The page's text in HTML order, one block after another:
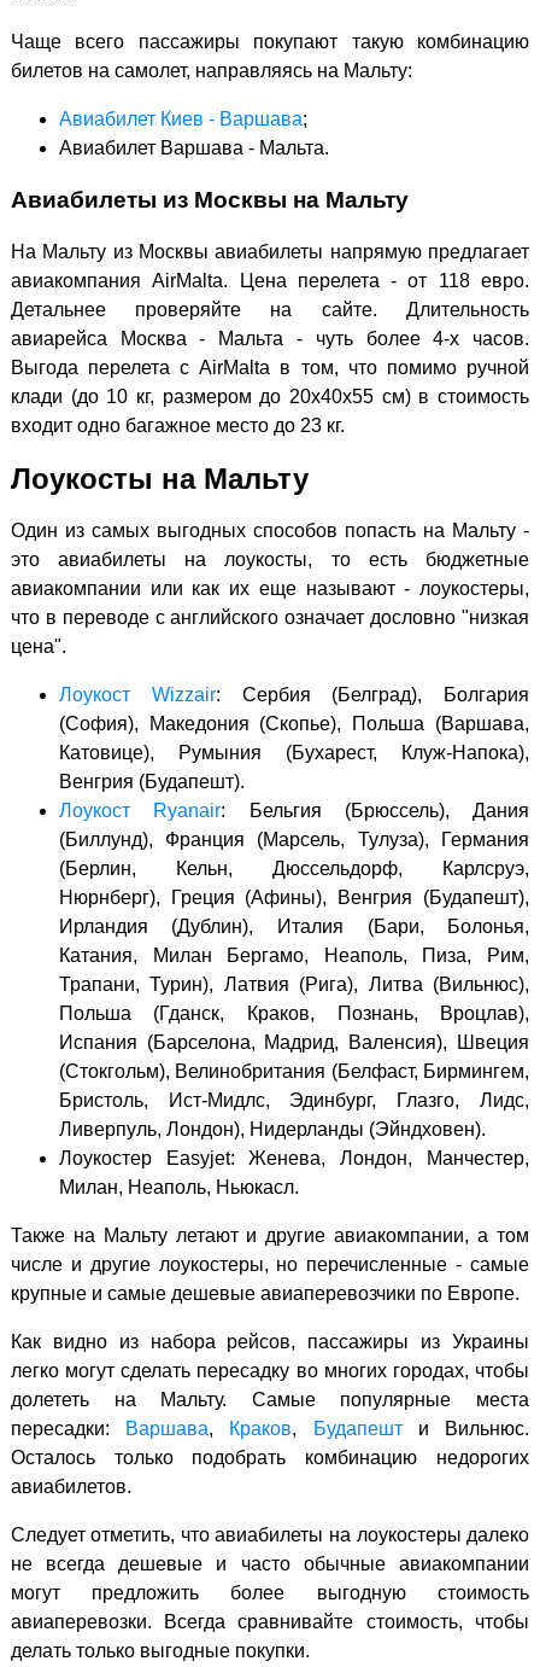
Чаще всего пассажиры покупают такую комбинацию
билетов на самолет, направляясь на Мальту:
Авиабилет Киев - Варшава;
Авиабилет Варшава - Мальта.
Авиабилеты из Москвы на Мальту
На Мальту из Москвы авиабилеты напрямую предлагает
авиакомпания AirMalta. Цена перелета - от 118 евро.
Детальнее проверяйте на сайте. Длительность
авиарейса Москва - Мальта - чуть более 4-х часов.
Выгода перелета с AirMalta в том, что помимо ручной
клади (до 10 кг, размером до 20х40х55 см) в стоимость
входит одно багажное место до 23 кг.
Лоукосты на Мальту
Один из самых выгодных способов попасть на Мальту -
это авиабилеты на лоукосты, то есть бюджетные
авиакомпании или как их еще называют - лоукостеры,
что в переводе с английского означает дословно "низкая
цена".
Лоукост Wizzair: Сербия (Белград), Болгария
(София), Македония (Скопье), Польша (Варшава,
Катовице), Румыния (Бухарест, Клуж-Напока),
Венгрия (Будапешт).
Лоукост Ryanair: Бельгия (Брюссель), Дания
(Биллунд), Франция (Марсель, Тулуза), Германия
(Берлин, Кельн, Дюссельдорф, Карлсруэ,
Нюрнберг), Греция (Афины), Венгрия (Будапешт),
Ирландия (Дублин), Италия (Бари, Болонья,
Катания, Милан Бергамо, Неаполь, Пиза, Рим,
Трапани, Турин), Латвия (Рига), Литва (Вильнюс),
Польша (Гданск, Краков, Познань, Вроцлав),
Испания (Барселона, Мадрид, Валенсия), Швеция
(Стокгольм), Велинобритания (Белфаст, Бирмингем,
Бристоль, Ист-Мидлс, Эдинбург, Глазго, Лидс,
Ливерпуль, Лондон), Нидерланды (Эйндховен).
Лоукостер Easyjet: Женева, Лондон, Манчестер,
Милан, Неаполь, Ньюкасл.
Также на Мальту летают и другие авиакомпании, а том
числе и другие лоукостеры, но перечисленные - самые
крупные и самые дешевые авиаперевозчики по Европе.
Как видно из набора рейсов, пассажиры из Украины
легко могут сделать пересадку во многих городах, чтобы
долететь на Мальту. Самые популярные места
пересадки:
Варшава, Краков, Будапешти Вильнюс.
Осталось только подобрать комбинацию недорогих
авиабилетов.
Следует отметить, что авиабилеты на лоукостеры далеко
не всегда дешевые и часто обычные авиакомпании
могут предложить более выгодную стоимость
авиаперевозки. Всегда сравнивайте стоимость, чтобы
делать только выгодные покупки.